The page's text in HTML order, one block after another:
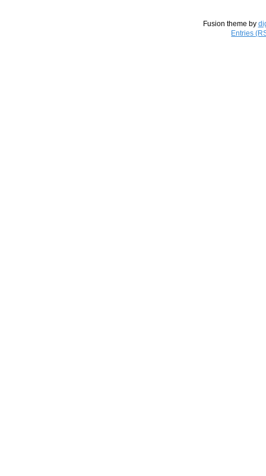
Fusion theme by
Entries